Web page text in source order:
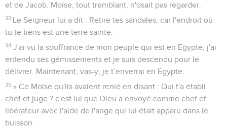
et de Jacob. Moïse, tout tremblant, n'osait pas regarder.
33 Le Seigneur lui a dit : Retire tes sandales, car l'endroit où
tu te tiens est une terre sainte.
34 J'ai vu la souffrance de mon peuple qui est en Egypte, j'ai
entendu ses gémissements et je suis descendu pour le
délivrer. Maintenant, vas-y, je t’enverrai en Egypte.
35 » Ce Moïse qu'ils avaient renié en disant : Qui t'a établi
chef et juge ? c'est lui que Dieu a envoyé comme chef et
libérateur avec l'aide de l'ange qui lui était apparu dans le
buisson.